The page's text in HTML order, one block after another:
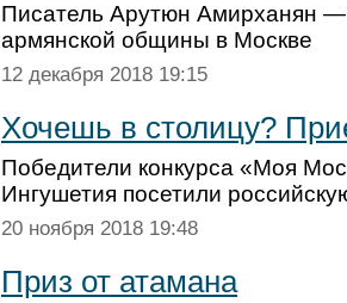
Писатель Арутюн Амирханян —
армянской общины в Москве
12 декабря 2018 19:15
Хочешь в столицу?
Победители конкурса «Моя
Ингушетия посетили
20 ноября 2018 19:48
Приз от атамана